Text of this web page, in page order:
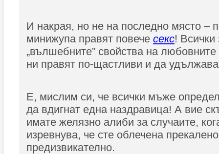
И накрая, но не на последно място –
минижупа правят повече секс! Всички
„вълшебните” свойства на
ни правят по-щастливи и да
Е, мислим си, че всички мъже
да вдигнат една наздравица! А вие
имате желязно алиби за случаите,
изревнува, че сте облечена прекалено
предизвикателно.